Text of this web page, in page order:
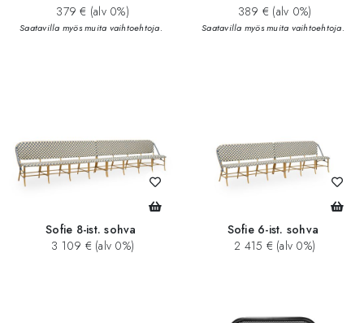
379 € (alv 0%)
Saatavilla myös muita vaihtoehtoja.
389 € (alv 0%)
Saatavilla myös muita vaihtoehtoja.
Sofie 8-ist. sohva
3 109 € (alv 0%)
Sofie 6-ist. sohva
2 415 € (alv 0%)